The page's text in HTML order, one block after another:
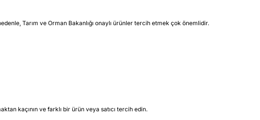
Tarım ve Orman Bakanlığı onaylı ürünler tercih etmek çok önemlidir.
kaçının ve farklı bir ürün veya satıcı tercih edin.